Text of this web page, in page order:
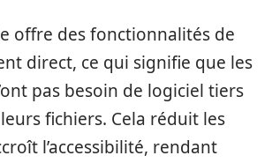
offre des fonctionnalités de
direct, ce qui signifie que les
pas besoin de logiciel tiers
fichiers. Cela réduit les
l’accessibilité, rendant